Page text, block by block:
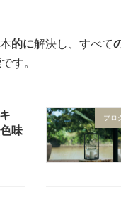
的に解決し、すべて
す。
味
ブロ